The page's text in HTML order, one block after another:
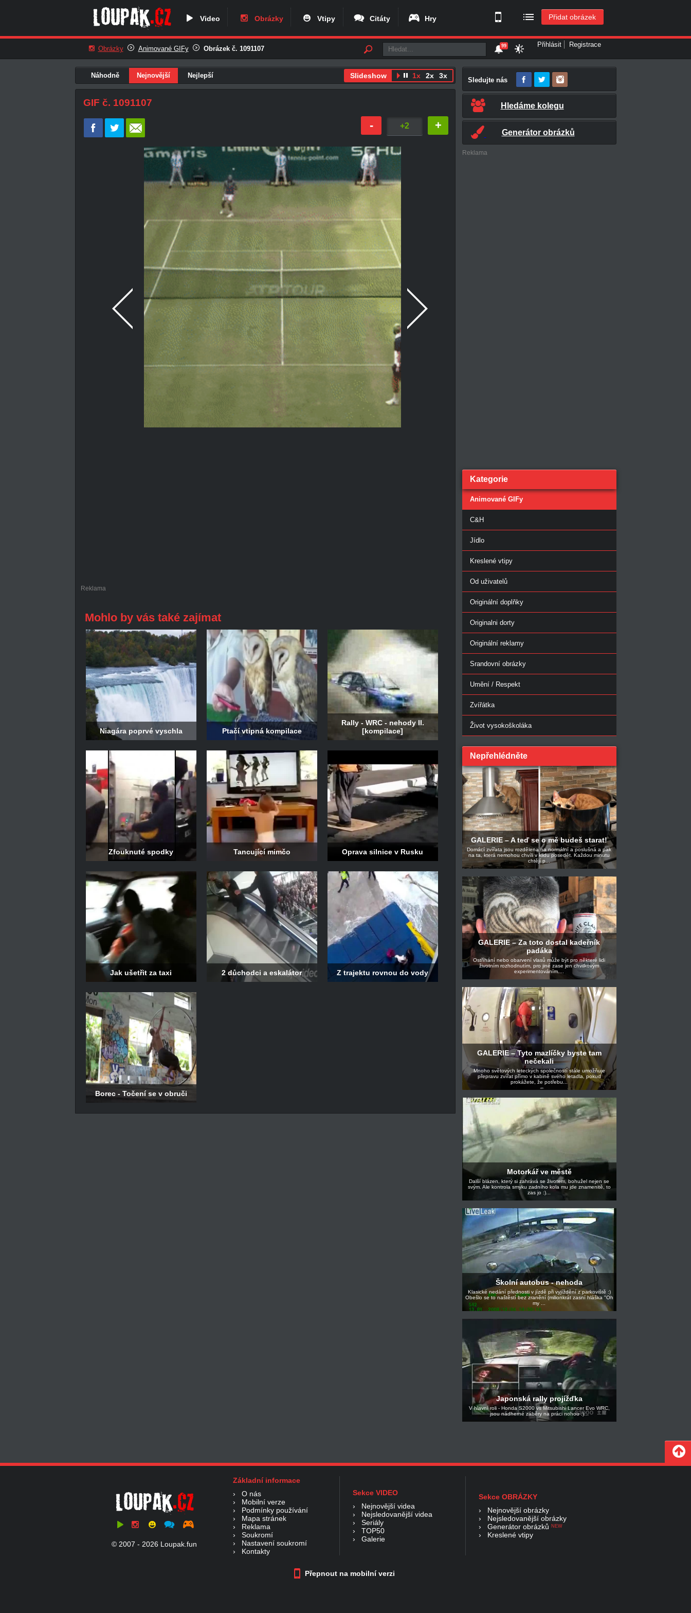
Video Obrázky Vtipy Citáty Hry Přidat obrázek
Obrázky Animované GIFy Obrázek č. 1091107
Přihlásit Registrace
99
Náhodně Nejnovější Nejlepší Slideshow 1x 2x 3x
GIF č. 1091107
- +2 +
Reklama
Mohlo by vás také zajímat
Niagára poprvé vyschla Ptačí vtipná kompilace
Rally - WRC - nehody II.
[kompilace]
Zfouknuté spodky Tancující mimčo Oprava silnice v Rusku
Jak ušetřit za taxi 2 důchodci a eskalátor Z trajektu rovnou do vody
Borec - Točení se v obruči
Sledujte nás
Hledáme kolegu
Generátor obrázků
Reklama
Kategorie
Animované GIFy
C&H
Jídlo
Kreslené vtipy
Od uživatelů
Originální doplňky
Originalni dorty
Originální reklamy
Srandovní obrázky
Umění / Respekt
Zvířátka
Život vysokoškoláka
Nepřehlédněte
GALERIE – A teď se o mě budeš starat!
Domácí zvířata jsou rozdělena na normální a poslušná a pak
na ta, která nemohou chvíli v klidu posedět. Každou minutu
chtějí p...
GALERIE – Za toto dostal kadeřník
padáka
Ostříhání nebo obarvení vlasů může být pro některé lidi
životním rozhodnutím, pro jiné zase jen chvilkovým
experimentováním....
GALERIE – Tyto mazlíčky byste tam
nečekali
Mnoho světových leteckých společností stále umožňuje
přepravu zvířat přímo v kabině svého letadla, pokud
prokážete, že potřebu...
Motorkář ve městě
Další blázen, který si zahrává se životem, bohužel nejen se
svým. Ale kontrola smyku zadního kola mu jde znamenitě, to
zas jo :)...
Školní autobus - nehoda
Klasické nedání přednosti v jízdě při vyjíždění z parkoviště :)
Obešlo se to naštěstí bez zranění (milionkrát zasní hláška "Oh
my ...
Japonská rally projížďka
V hlavní roli - Honda S2000 vs Mitsubishi Lancer Evo WRC,
jsou nádherné záběry na práci nohou :)...
© 2007 - 2026 Loupak.fun
Základní informace
› O nás
› Mobilní verze
› Podmínky používání
› Mapa stránek
› Reklama
› Soukromí
› Nastavení soukromí
› Kontakty
Sekce VIDEO
› Nejnovější videa
› Nejsledovanější videa
› Seriály
› TOP50
› Galerie
Sekce OBRÁZKY
› Nejnovější obrázky
› Nejsledovanější obrázky
› Generátor obrázků NEW
› Kreslené vtipy
Přepnout na mobilní verzi